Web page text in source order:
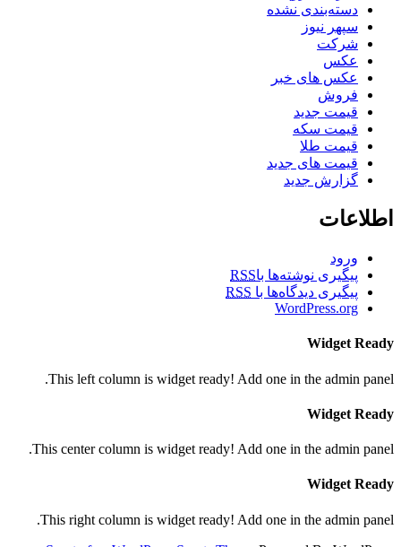
دسته‌بندی نشده
سپهر نیوز
شرکت
عکس
عکس های خبر
فروش
قیمت جدید
قیمت سکه
قیمت طلا
قیمت های جدید
گزارش جدید
اطلاعات
ورود
پیگیری نوشته‌ها باRSS
پیگیری دیدگاه‌ها با RSS
WordPress.org
Widget Ready
This left column is widget ready! Add one in the admin panel.
Widget Ready
This center column is widget ready! Add one in the admin panel.
Widget Ready
This right column is widget ready! Add one in the admin panel.